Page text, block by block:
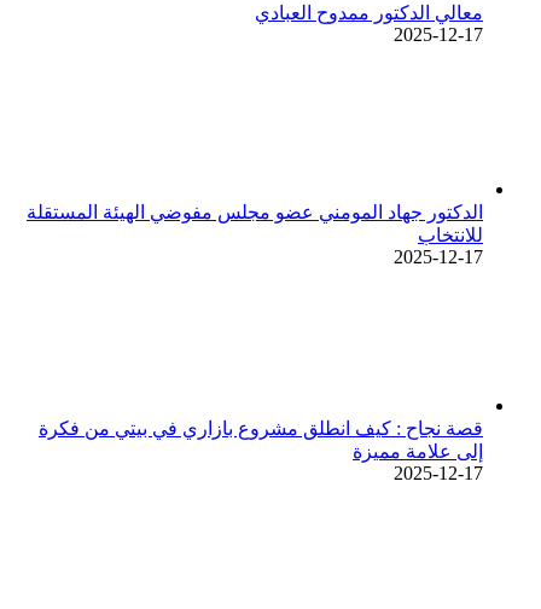
معالي الدكتور ممدوح العبادي
2025-12-17
الدكتور جهاد المومني عضو مجلس مفوضي الهيئة المستقلة
للانتخاب
2025-12-17
قصة نجاح : كيف انطلق مشروع بازاري في بيتي من فكرة
إلى علامة مميزة
2025-12-17